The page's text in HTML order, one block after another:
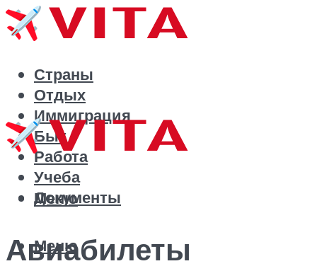
Страны
Отдых
Иммиграция
Быт
Работа
Учеба
Документы
Меню
Меню
Авиабилеты